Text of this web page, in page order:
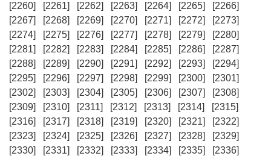
[2260]
[2261] [2262] [2263] [2264] [2265]
[2266]
[2267]
[2268] [2269] [2270] [2271] [2272]
[2273]
[2274]
[2275] [2276] [2277] [2278] [2279]
[2280]
[2281]
[2282] [2283] [2284] [2285] [2286]
[2287]
[2288]
[2289] [2290] [2291] [2292] [2293]
[2294]
[2295]
[2296] [2297] [2298] [2299] [2300]
[2301]
[2302]
[2303] [2304] [2305] [2306] [2307]
[2308]
[2309]
[2310] [2311] [2312] [2313] [2314]
[2315]
[2316]
[2317] [2318] [2319] [2320] [2321]
[2322]
[2323]
[2324] [2325] [2326] [2327] [2328]
[2329]
[2330]
[2331] [2332] [2333] [2334] [2335]
[2336]